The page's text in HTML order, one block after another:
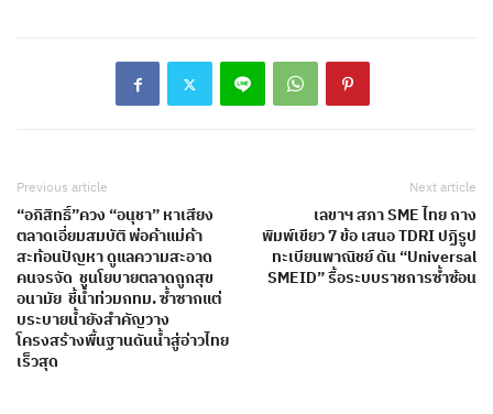
Previous article
“อภิสิทธิ์”ควง “อนุชา” หาเสียง
ตลาดเอี่ยมสมบัติ พ่อค้าแม่ค้า
สะท้อนปัญหา ดูแลความสะอาด
คนจรจัด ชูนโยบายตลาดถูกสุข
อนามัย ชี้น้ำท่วมกทม. ซ้ำซากแต่
บระบายน้ำยังสำคัญวาง
โครงสร้างพื้นฐานดันน้ำสู่อ่าวไทย
เร็วสุด
Next article
เลขาฯ สภา SME ไทย กาง
พิมพ์เขียว 7 ข้อ เสนอ TDRI ปฏิรูป
ทะเบียนพาณิชย์ ดัน “Universal
SMEID” รื้อระบบราชการซ้ำซ้อน